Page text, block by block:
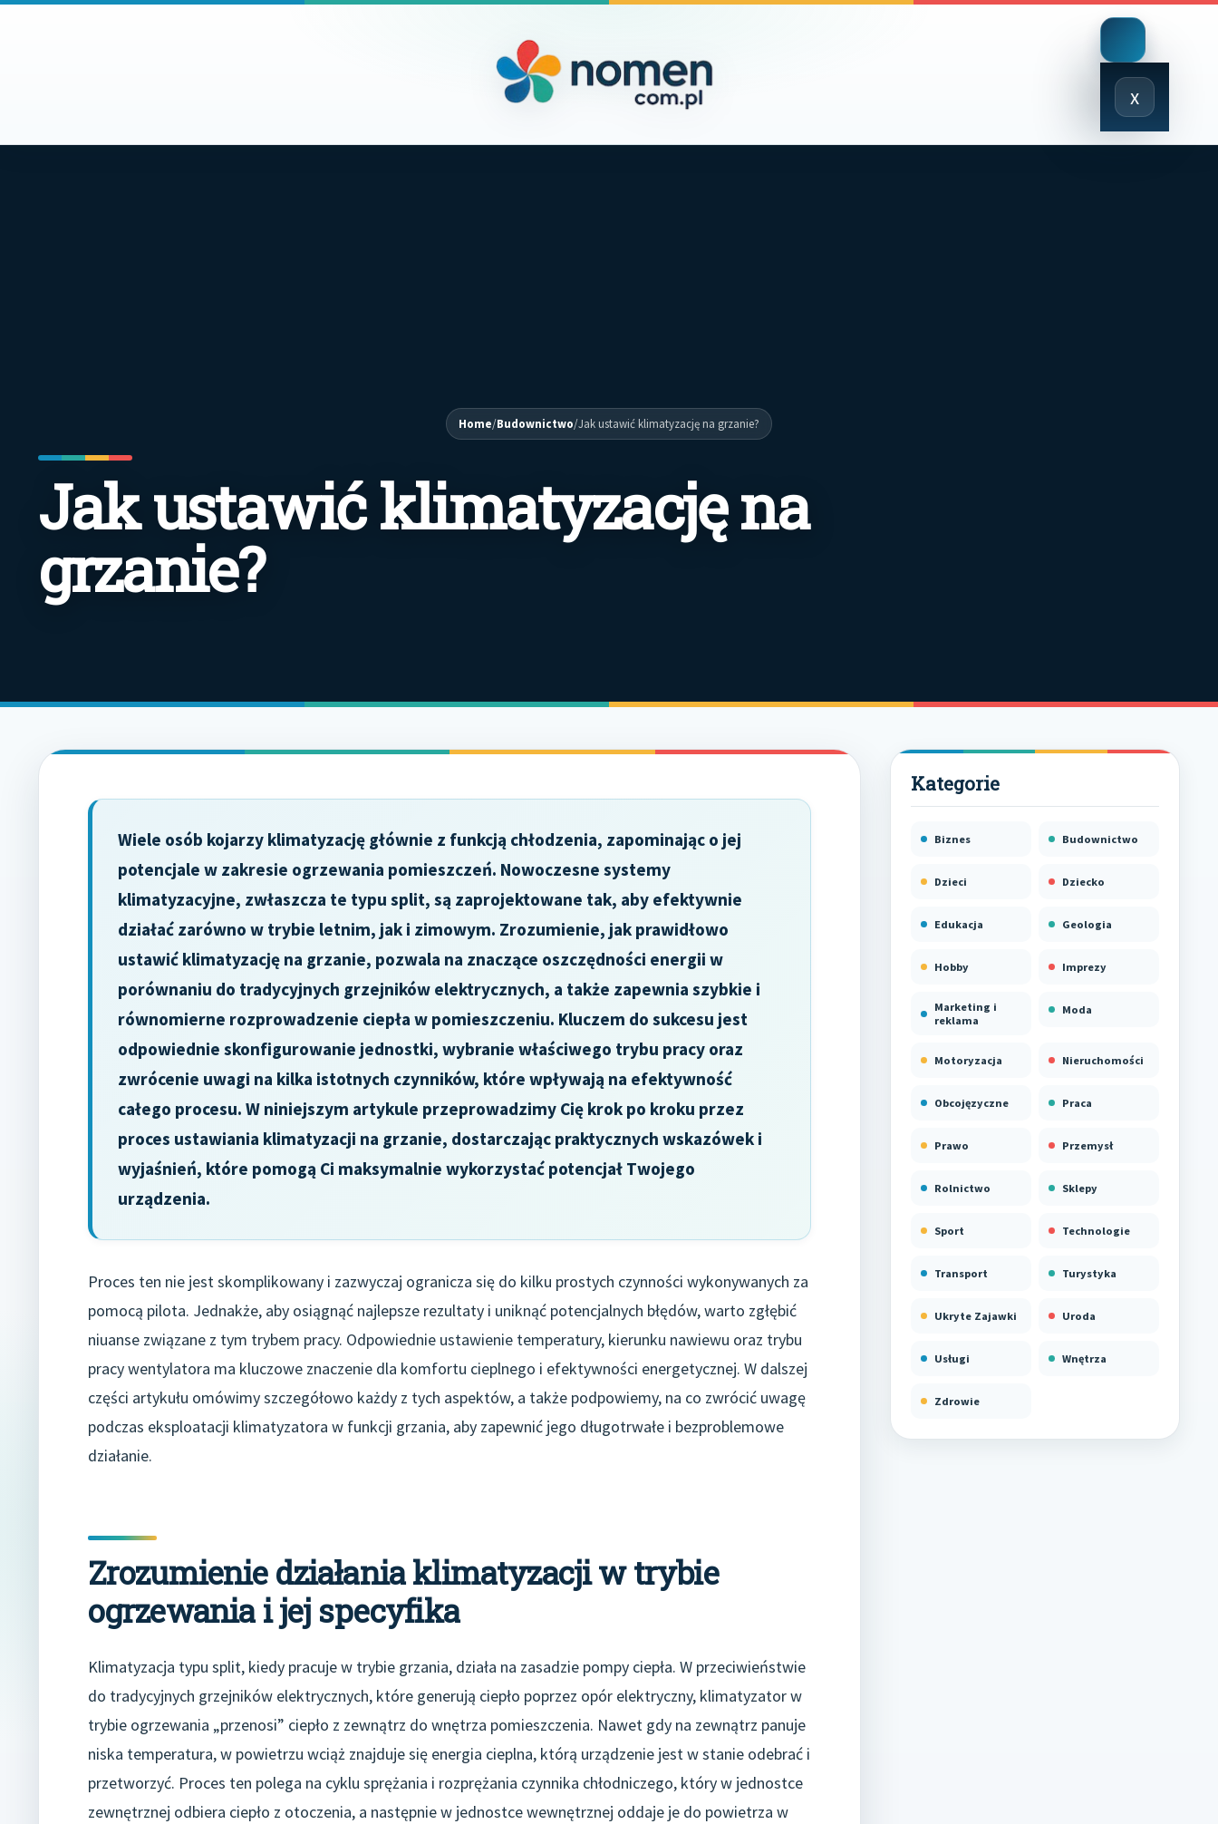
x
Close
Menu
Home/Budownictwo/Jak ustawić klimatyzację na grzanie?
Jak ustawić klimatyzację na
grzanie?
Wiele osób kojarzy klimatyzację głównie z funkcją chłodzenia, zapominając o jej
potencjale w zakresie ogrzewania pomieszczeń. Nowoczesne systemy
klimatyzacyjne, zwłaszcza te typu split, są zaprojektowane tak, aby efektywnie
działać zarówno w trybie letnim, jak i zimowym. Zrozumienie, jak prawidłowo
ustawić klimatyzację na grzanie, pozwala na znaczące oszczędności energii w
porównaniu do tradycyjnych grzejników elektrycznych, a także zapewnia szybkie i
równomierne rozprowadzenie ciepła w pomieszczeniu. Kluczem do sukcesu jest
odpowiednie skonfigurowanie jednostki, wybranie właściwego trybu pracy oraz
zwrócenie uwagi na kilka istotnych czynników, które wpływają na efektywność
całego procesu. W niniejszym artykule przeprowadzimy Cię krok po kroku przez
proces ustawiania klimatyzacji na grzanie, dostarczając praktycznych wskazówek i
wyjaśnień, które pomogą Ci maksymalnie wykorzystać potencjał Twojego
urządzenia.
Proces ten nie jest skomplikowany i zazwyczaj ogranicza się do kilku prostych czynności wykonywanych za
pomocą pilota. Jednakże, aby osiągnąć najlepsze rezultaty i uniknąć potencjalnych błędów, warto zgłębić
niuanse związane z tym trybem pracy. Odpowiednie ustawienie temperatury, kierunku nawiewu oraz trybu
pracy wentylatora ma kluczowe znaczenie dla komfortu cieplnego i efektywności energetycznej. W dalszej
części artykułu omówimy szczegółowo każdy z tych aspektów, a także podpowiemy, na co zwrócić uwagę
podczas eksploatacji klimatyzatora w funkcji grzania, aby zapewnić jego długotrwałe i bezproblemowe
działanie.
Zrozumienie działania klimatyzacji w trybie
ogrzewania i jej specyfika
Klimatyzacja typu split, kiedy pracuje w trybie grzania, działa na zasadzie pompy ciepła. W przeciwieństwie
do tradycyjnych grzejników elektrycznych, które generują ciepło poprzez opór elektryczny, klimatyzator w
trybie ogrzewania „przenosi” ciepło z zewnątrz do wnętrza pomieszczenia. Nawet gdy na zewnątrz panuje
niska temperatura, w powietrzu wciąż znajduje się energia cieplna, którą urządzenie jest w stanie odebrać i
przetworzyć. Proces ten polega na cyklu sprężania i rozprężania czynnika chłodniczego, który w jednostce
zewnętrznej odbiera ciepło z otoczenia, a następnie w jednostce wewnętrznej oddaje je do powietrza w
Biznes Budownictwo
Dzieci Dziecko
Edukacja Geologia
Hobby Imprezy
Marketing i
reklama
Moda
Motoryzacja Nieruchomości
Obcojęzyczne Praca
Prawo Przemysł
Rolnictwo Sklepy
Sport Technologie
Transport Turystyka
Ukryte Zajawki Uroda
Usługi Wnętrza
Zdrowie